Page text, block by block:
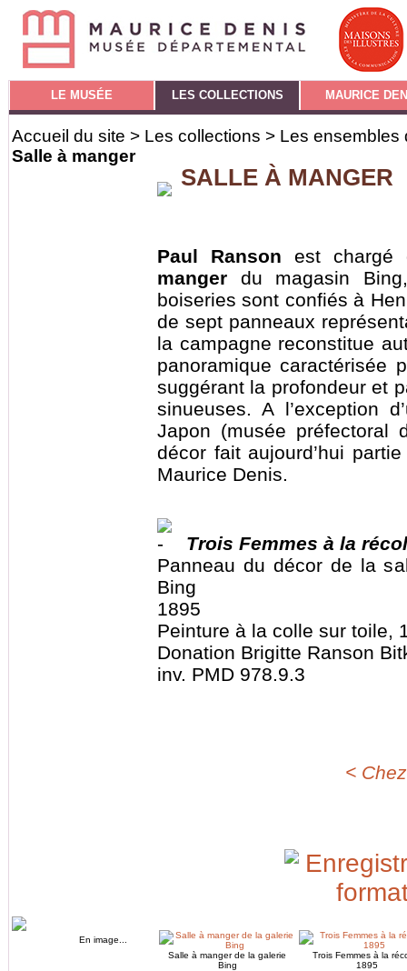
LE MUSÉE LES COLLECTIONS MAURICE
Accueil du site > Les collections > Les ensembles
Salle à manger
SALLE À MANGER
Paul Ranson est
manger du magasin
boiseries sont confiés à
de sept panneaux
la campagne reconstitue
panoramique caractérisée
suggérant la profondeur et
sinueuses. A l’exception
Japon (musée préfectoral
décor fait aujourd’hui
Maurice Denis.
Trois Femmes à la
Panneau du décor de la
Bing
1895
Peinture à la colle sur toile,
Donation Brigitte Ranson
inv. PMD 978.9.3
<
En image...
Salle à manger de la galerie
Bing
Trois Femmes à la
1895